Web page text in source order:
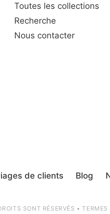
Toutes les collections
Recherche
Nous contacter
de clients Blog
SONT RÉSERVÉS •TERMES